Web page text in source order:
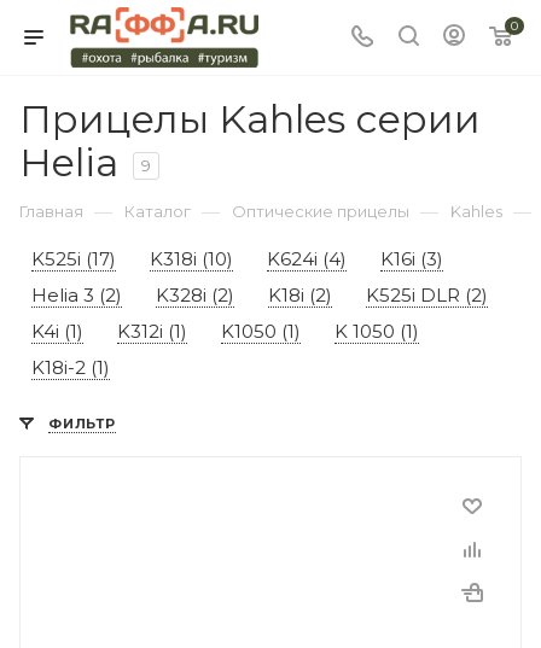
0
Прицелы Kahles серии
Helia
9
Главная — Каталог — Оптические прицелы — Kahles —
K525i (17) K318i (10) K624i (4)
K16i (3)
Helia 3 (2)
K328i (2) K18i (2)
K525i DLR (2)
K4i (1)
K312i (1) K1050 (1)
K 1050 (1)
K18i-2 (1)
ФИЛЬТР